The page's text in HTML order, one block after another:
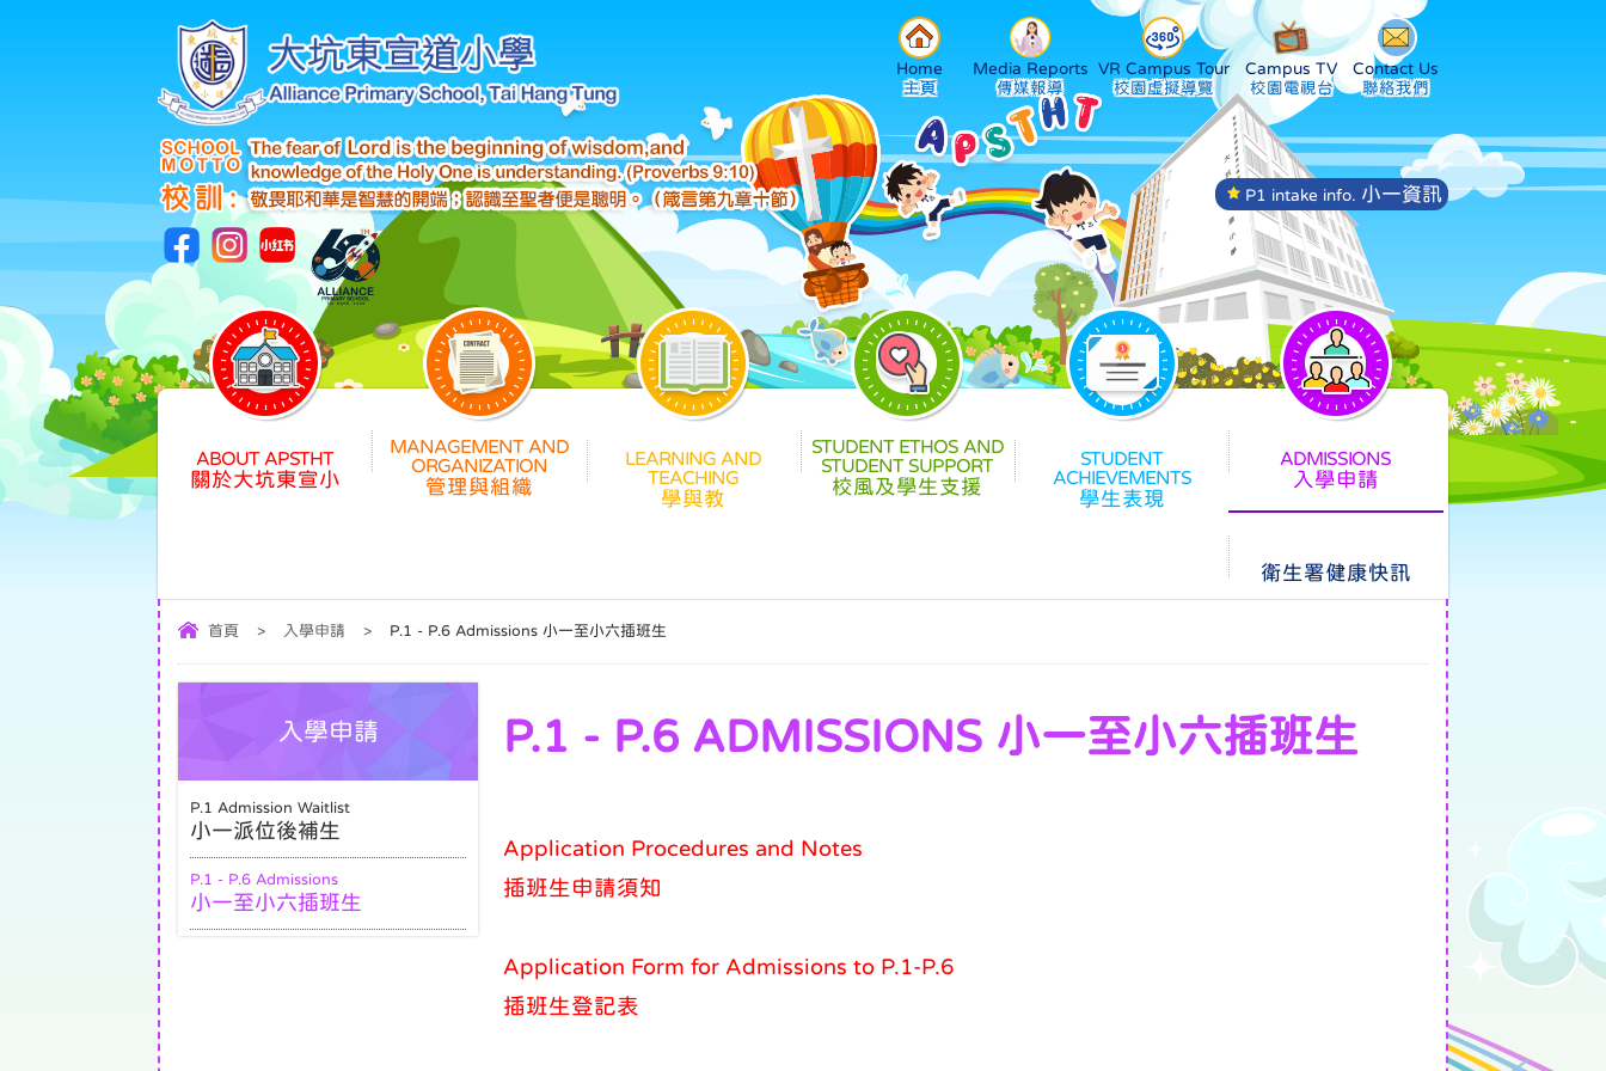
Home Media Reports VR Campus Tour Campus TV Contact Us
P1 intake info. 小一資訊
關於大坑東宣小 管理與組織
學與教
校風及學生支援
學生表現
入學申請
衛生署健康快訊
首頁 > 入學申請 > P.1 - P.6 Admissions 小一至小六插班生
P.1 - P.6 ADMISSIONS 小一至小六插班生
Application Procedures and Notes
插班生申請須知
Application Form for Admissions to P.1-P.6
插班生登記表
入學申請
P.1 Admission Waitlist
小一派位後補生
P.1 - P.6 Admissions
小一至小六插班生